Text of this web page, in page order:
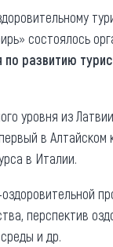
состоялось
развитию
уровня из
в Алтайском
в Италии.
перспектив
и др.